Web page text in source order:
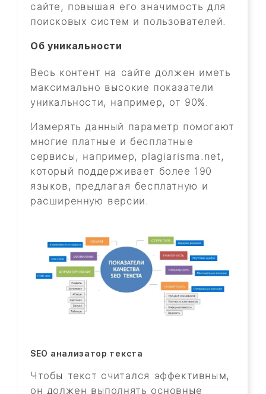
сайте, повышая его значимость для
поисковых систем и пользователей.
Об уникальности
Весь контент на сайте должен иметь
максимально высокие показатели
уникальности, например, от 90%.
Измерять данный параметр помогают
многие платные и бесплатные
сервисы, например, plagiarisma.net,
который поддерживает более 190
языков, предлагая бесплатную и
расширенную версии.
SEO анализатор текста
Чтобы текст считался эффективным,
он должен выполнять основные